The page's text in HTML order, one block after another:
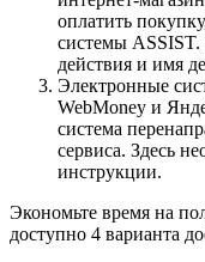
оплатить
системы ASSIST.
действия и имя
Электронные
WebMoney и
система
сервиса. Здесь
инструкции.
Экономьте время на
доступно 4 варианта